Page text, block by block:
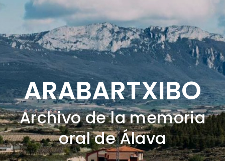
ARABARTXIBO
Archivo de la memoria
oral de Álava